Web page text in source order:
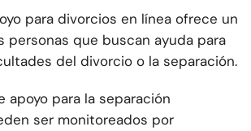
para divorcios en línea ofrece un
personas que buscan ayuda para
del divorcio o la separación.
apoyo para la separación
ser monitoreados por